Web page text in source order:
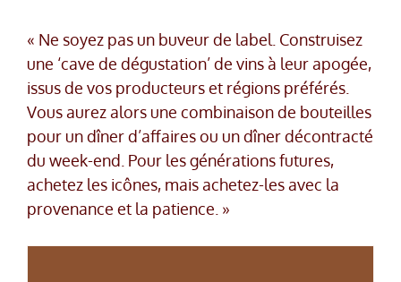
« Ne soyez pas un buveur de label. Construisez
une ‘cave de dégustation’ de vins à leur apogée,
issus de vos producteurs et régions préférés.
Vous aurez alors une combinaison de bouteilles
pour un dîner d’affaires ou un dîner décontracté
du week-end. Pour les générations futures,
achetez les icônes, mais achetez-les avec la
provenance et la patience. »